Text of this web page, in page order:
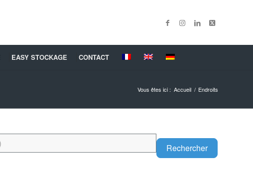
EASY STOCKAGE CONTACT
Vous êtes ici : Accueil / Endroits
RechercherSearch